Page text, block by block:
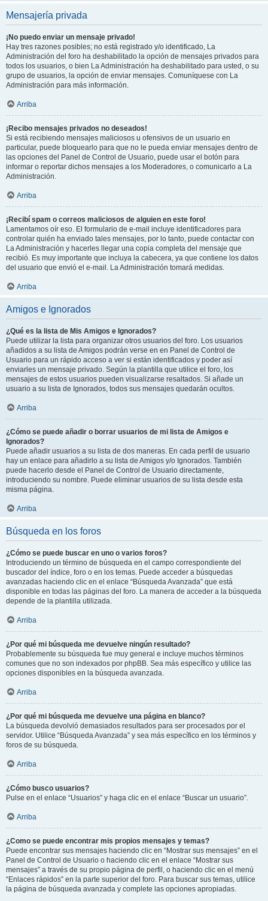
Mensajería privada
¡No puedo enviar un mensaje privado!
Hay tres razones posibles; no está registrado y/o identificado, La
Administración del foro ha deshabilitado la opción de mensajes privados para
todos los usuarios, o bien La Administración ha deshabilitado para usted, o su
grupo de usuarios, la opción de enviar mensajes. Comuníquese con La
Administración para más información.
Arriba
¡Recibo mensajes privados no deseados!
Si está recibiendo mensajes maliciosos u ofensivos de un usuario en
particular, puede bloquearlo para que no le pueda enviar mensajes dentro de
las opciones del Panel de Control de Usuario, puede usar el botón para
informar o reportar dichos mensajes a los Moderadores, o comunicarlo a La
Administración.
Arriba
¡Recibí spam o correos maliciosos de alguien en este foro!
Lamentamos oír eso. El formulario de e-mail incluye identificadores para
controlar quién ha enviado tales mensajes, por lo tanto, puede contactar con
La Administración y hacerles llegar una copia completa del mensaje que
recibió. Es muy importante que incluya la cabecera, ya que contiene los datos
del usuario que envió el e-mail. La Administración tomará medidas.
Arriba
Amigos e Ignorados
¿Qué es la lista de Mis Amigos e Ignorados?
Puede utilizar la lista para organizar otros usuarios del foro. Los usuarios
añadidos a su lista de Amigos podrán verse en en Panel de Control de
Usuario para un rápido acceso a ver si están identificados y poder así
enviarles un mensaje privado. Según la plantilla que utilice el foro, los
mensajes de estos usuarios pueden visualizarse resaltados. Si añade un
usuario a su lista de Ignorados, todos sus mensajes quedarán ocultos.
Arriba
¿Cómo se puede añadir o borrar usuarios de mi lista de Amigos e
Ignorados?
Puede añadir usuarios a su lista de dos maneras. En cada perfil de usuario
hay un enlace para añadirlo a su lista de Amigos y/o Ignorados. También
puede hacerlo desde el Panel de Control de Usuario directamente,
introduciendo su nombre. Puede eliminar usuarios de su lista desde esta
misma página.
Arriba
Búsqueda en los foros
¿Cómo se puede buscar en uno o varios foros?
Introduciendo un término de búsqueda en el campo correspondiente del
buscador del índice, foro o en los temas. Puede acceder a búsquedas
avanzadas haciendo clic en el enlace “Búsqueda Avanzada” que está
disponible en todas las páginas del foro. La manera de acceder a la búsqueda
depende de la plantilla utilizada.
Arriba
¿Por qué mi búsqueda me devuelve ningún resultado?
Probablemente su búsqueda fue muy general e incluye muchos términos
comunes que no son indexados por phpBB. Sea más específico y utilice las
opciones disponibles en la búsqueda avanzada.
Arriba
¿Por qué mi búsqueda me devuelve una página en blanco?
La búsqueda devolvió demasiados resultados para ser procesados por el
servidor. Utilice “Búsqueda Avanzada” y sea más específico en los términos y
foros de su búsqueda.
Arriba
¿Cómo busco usuarios?
Pulse en el enlace “Usuarios” y haga clic en el enlace “Buscar un usuario”.
Arriba
¿Como se puede encontrar mis propios mensajes y temas?
Puede encontrar sus mensajes haciendo clic en “Mostrar sus mensajes” en el
Panel de Control de Usuario o haciendo clic en el enlace “Mostrar sus
mensajes” a través de su propio página de perfil, o haciendo clic en el menú
“Enlaces rápidos” en la parte superior del foro. Para buscar sus temas, utilice
la página de búsqueda avanzada y complete las opciones apropiadas.